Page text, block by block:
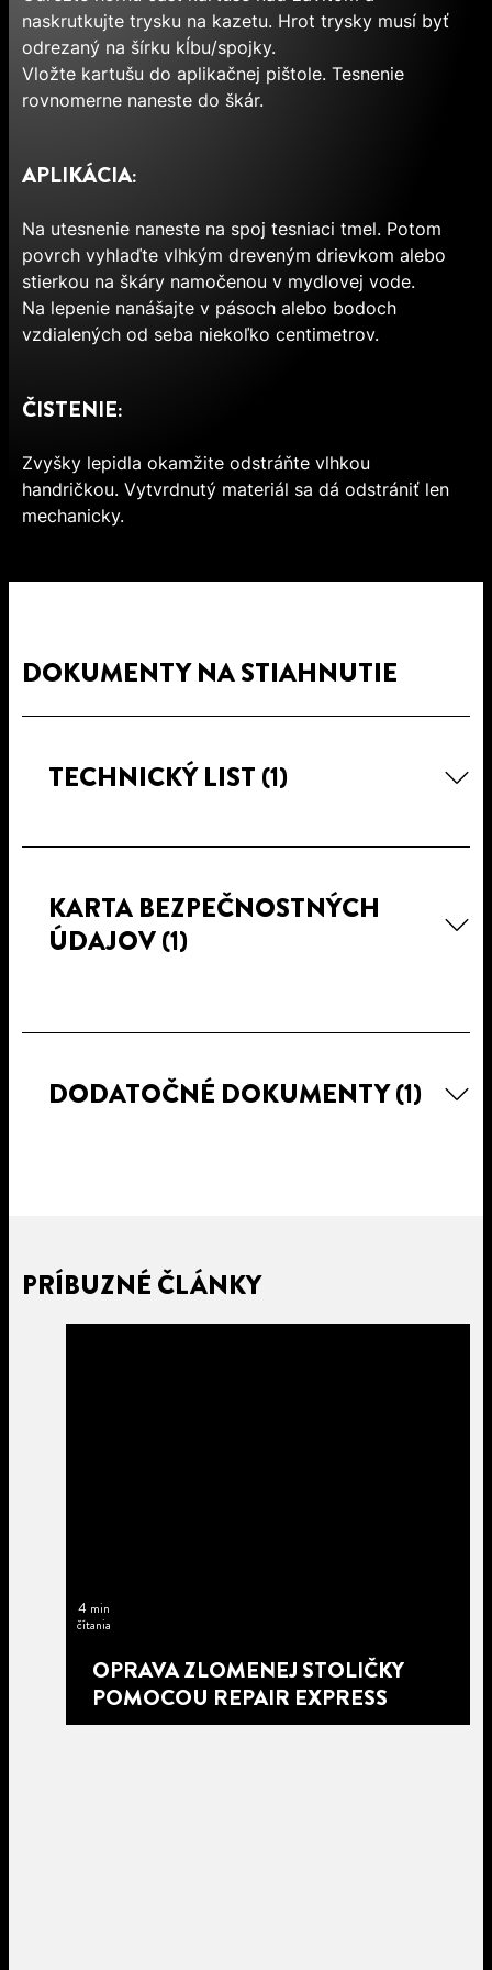
naskrutkujte trysku na kazetu. Hrot trysky musí byť
odrezaný na šírku kĺbu/spojky.
Vložte kartušu do aplikačnej pištole. Tesnenie
rovnomerne naneste do škár.
APLIKÁCIA:
Na utesnenie naneste na spoj tesniaci tmel. Potom
povrch vyhlaďte vlhkým dreveným drievkom alebo
stierkou na škáry namočenou v mydlovej vode.
Na lepenie nanášajte v pásoch alebo bodoch
vzdialených od seba niekoľko centimetrov.
ČISTENIE:
Zvyšky lepidla okamžite odstráňte vlhkou
handričkou. Vytvrdnutý materiál sa dá odstrániť len
mechanicky.
DOKUMENTY NA STIAHNUTIE
TECHNICKÝ LIST (1)
KARTA BEZPEČNOSTNÝCH
ÚDAJOV(1)
DODATOČNÉ DOKUMENTY(1)
PRÍBUZNÉ ČLÁNKY
4 min
čítania
OPRAVA ZLOMENEJ STOLIČKY
POMOCOU REPAIR EXPRESS